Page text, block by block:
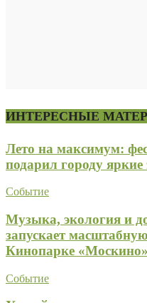
ИНТЕРЕСНЫЕ
Лето на максимум:
подарил городу
Событие
Музыка, экология и
запускает
Кинопарке «Москино»
Событие